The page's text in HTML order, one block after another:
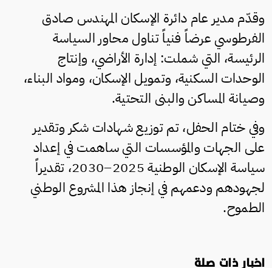
وقدّم مدير عام دائرة الإسكان المهندس صادق
الفرطوسي عرضاً فنياً تناول محاور السياسة
الرئيسة، التي شملت: إدارة الأراضي، وإنتاج
الوحدات السكنية، وتمويل الإسكان، ومواد البناء،
وصيانة المساكن والبنى التحتية.
وفي ختام الحفل، تم توزيع شهادات شكر وتقدير
على الجهات والمؤسسات التي ساهمت في إعداد
سياسة الإسكان الوطنية 2025–2030، تقديراً
لجهودهم ودعمهم في إنجاز هذا المشروع الوطني
الطموح.
اخبار ذات صلة